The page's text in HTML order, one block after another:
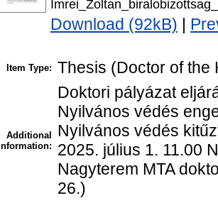
Download (92kB)
Item Type: Thesis (Doctor of the
Additional
Information:
Doktori pályázat
Nyilvános védés
Nyilvános védés
2025. július 1. 11.00
Nagyterem MTA
26.)